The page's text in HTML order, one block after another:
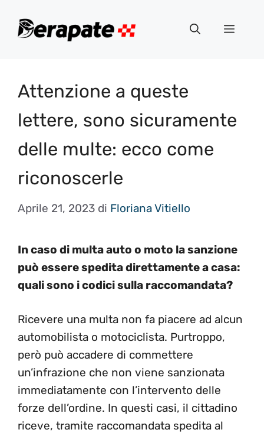
Menu
Attenzione a queste
lettere, sono sicuramente
delle multe: ecco come
riconoscerle
Aprile 21, 2023 di Floriana Vitiello
In caso di multa auto o moto la sanzione
può essere spedita direttamente a casa:
quali sono i codici sulla raccomandata?
Ricevere una multa non fa piacere ad alcun
automobilista o motociclista. Purtroppo,
però può accadere di commettere
un’infrazione che non viene sanzionata
immediatamente con l’intervento delle
forze dell’ordine. In questi casi, il cittadino
riceve, tramite raccomandata spedita al